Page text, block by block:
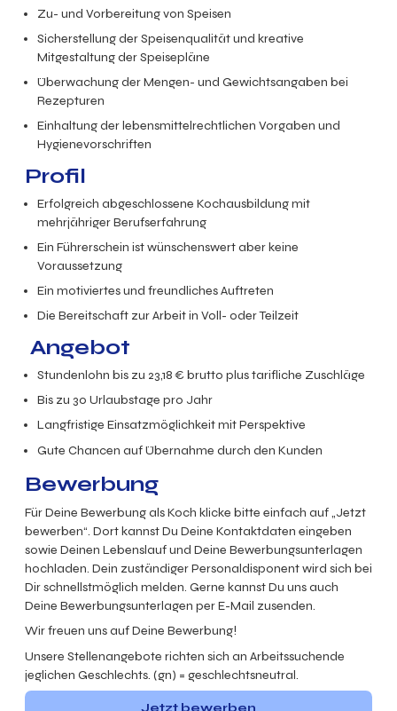
Zu- und Vorbereitung von Speisen
Sicherstellung der Speisenqualität und kreative
Mitgestaltung der Speisepläne
Überwachung der Mengen- und Gewichtsangaben bei
Rezepturen
Einhaltung der lebensmittelrechtlichen Vorgaben und
Hygienevorschriften
Profil
Erfolgreich abgeschlossene Kochausbildung mit
mehrjähriger Berufserfahrung
Ein Führerschein ist wünschenswert aber keine
Voraussetzung
Ein motiviertes und freundliches Auftreten
Die Bereitschaft zur Arbeit in Voll- oder Teilzeit
Angebot
Stundenlohn bis zu 23,18€ brutto plus tarifliche Zuschläge
Bis zu 30 Urlaubstage pro Jahr
Langfristige Einsatzmöglichkeit mit Perspektive
Gute Chancen auf Übernahme durch den Kunden
Bewerbung
Für Deine Bewerbung als Koch klicke bitte einfach auf „Jetzt
bewerben“. Dort kannst Du Deine Kontaktdaten eingeben
sowie Deinen Lebenslauf und Deine Bewerbungsunterlagen
hochladen. Dein zuständiger Personaldisponent wird sich bei
Dir schnellstmöglich melden. Gerne kannst Du uns auch
Deine Bewerbungsunterlagen per E-Mail zusenden.
Wir freuen uns auf Deine Bewerbung!
Unsere Stellenangebote richten sich an Arbeitssuchende
jeglichen Geschlechts. (gn) = geschlechtsneutral.
Jetzt bewerben